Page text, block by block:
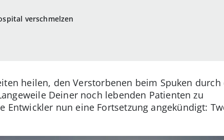
verschmelzen
heilen, den Verstorbenen beim Spuken durch
Deiner noch lebenden Patienten zu
Entwickler nun eine Fortsetzung angekündigt: